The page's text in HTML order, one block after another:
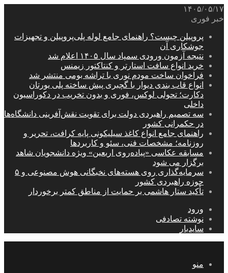
۱۴۰۵/۰۵/۱۷
خبر فوری
پروپیلن چیست؟ راهنمای جامع لوله پلی‌پروپیلن و تجهیزات
جوشکاری آن
نتیجه آزمون ورودی سمپاد سال ۱۴۰۵ اعلام شد
خرید انواع سافت استارتر و کنتاکتور زیمنس
فراخوان ساخت مودم نوری با تراشه بومی منتشر شد
انواع قاب بندی دیوار با گچبری پیش ساخته پلی یورتان
دکارت؛ تحولی لوکس، فوری و بدون تخریب در دکوراسیون
داخلی
سه تصمیم راهبردی دولت برای تقویت نقش‌آفرینی دانشگاه‌ها
در حکمرانی کشور
راهنمای جامع انواع کاغذ سیلیکونی پایه کرافت، تحریر و
روزنامه؛ مشخصات فنی، سئو و کاربردها
مسابقه عکاسی «پیاده‌روی اربعین» ویژه دانشجویان شاهد
برگزار می شود
سرمایه‌گذاری روی هسته‌های نخبگانی هوش مصنوعی و ۵
حوزه راهبردی کشور
تأکید ستار هاشمی بر حمایت از مناطق کمتر برخوردار
ورود
نوشته تصادفی
سایدبار
منو